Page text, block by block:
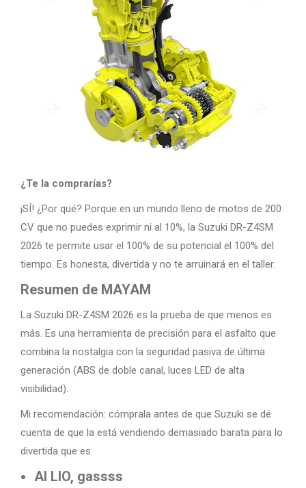
¿Te la comprarías?
¡SÍ! ¿Por qué? Porque en un mundo lleno de motos de 200
CV que no puedes exprimir ni al 10%, la Suzuki DR-Z4SM
2026 te permite usar el 100% de su potencial el 100% del
tiempo. Es honesta, divertida y no te arruinará en el taller.
Resumen de MAYAM
La Suzuki DR-Z4SM 2026 es la prueba de que menos es
más. Es una herramienta de precisión para el asfalto que
combina la nostalgia con la seguridad pasiva de última
generación (ABS de doble canal, luces LED de alta
visibilidad).
Mi recomendación: cómprala antes de que Suzuki se dé
cuenta de que la está vendiendo demasiado barata para lo
divertida que es.
Al LIO, gassss